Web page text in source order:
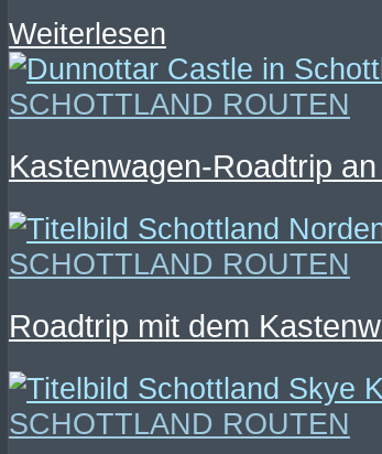
Weiterlesen
SCHOTTLAND ROUTEN
Kastenwagen-Roadtrip
SCHOTTLAND ROUTEN
Roadtrip mit dem
SCHOTTLAND ROUTEN